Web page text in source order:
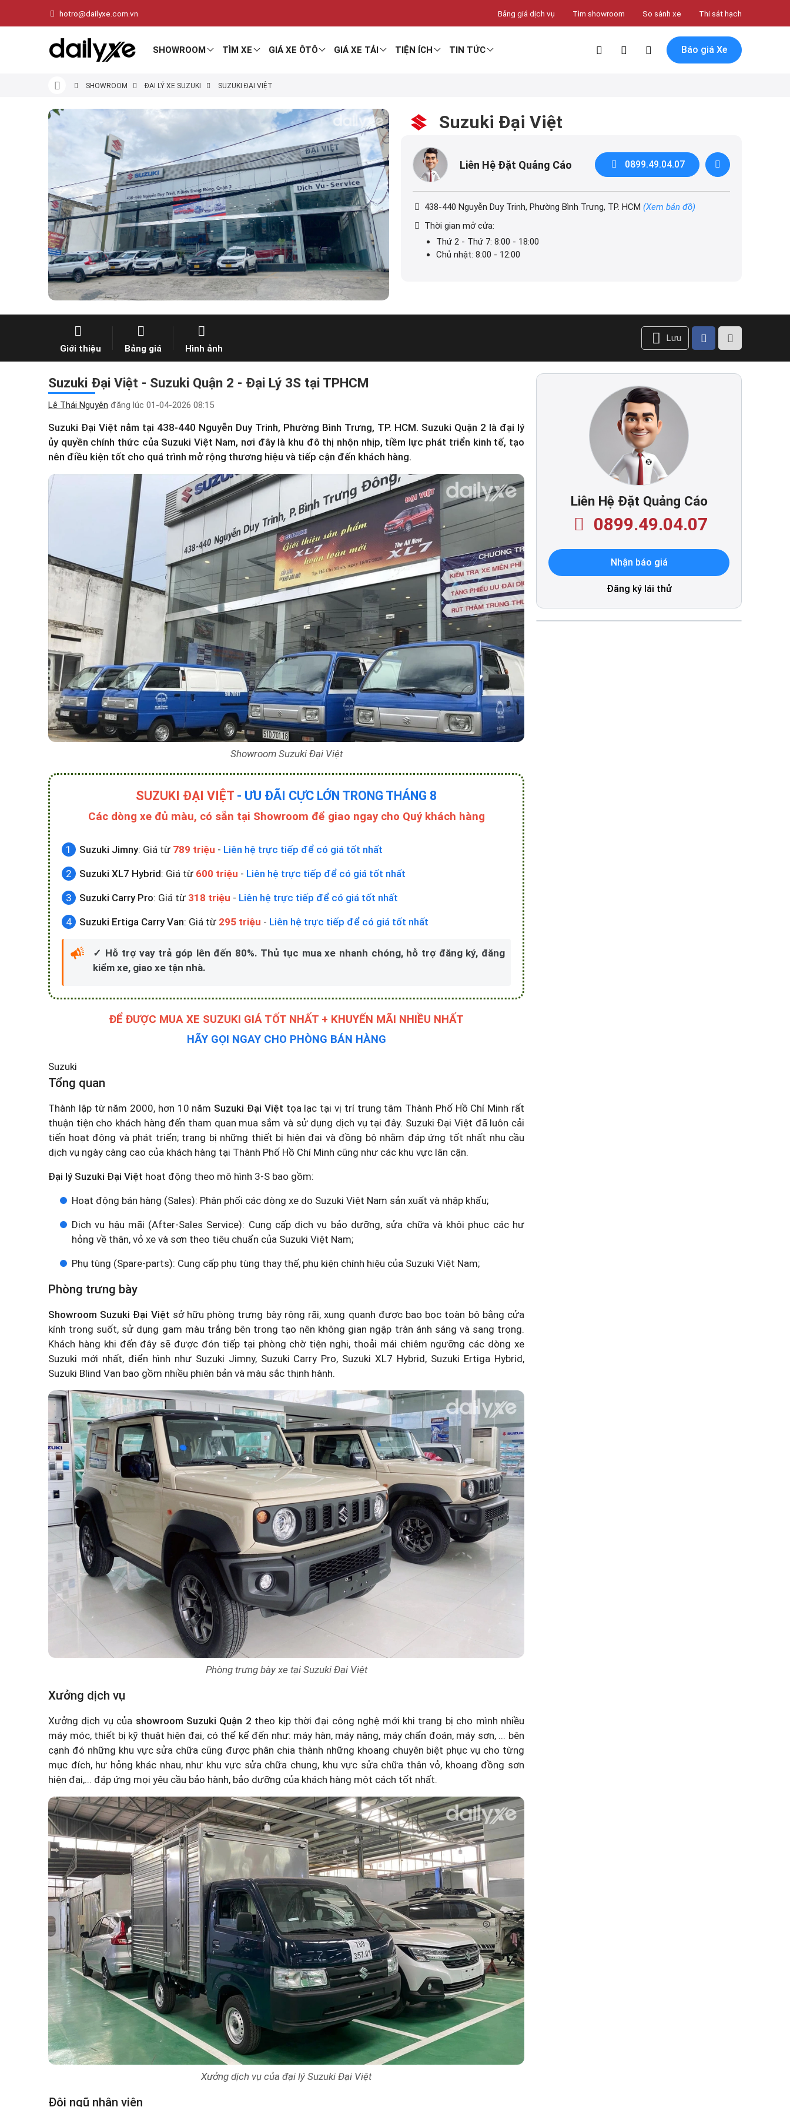
hotro@dailyxe.com.vn Bảng giá dịch vụ Tìm showroom So sánh xe Thi sát hạch
SHOWROOM TÌM XE GIÁ XE ÔTÔ GIÁ XE TẢI TIỆN ÍCH TIN TỨC Báo giá Xe
SHOWROOM ĐẠI LÝ XE SUZUKI SUZUKI ĐẠI VIỆT
Suzuki Đại Việt
Liên Hệ Đặt Quảng Cáo 0899.49.04.07
438-440 Nguyễn Duy Trinh, Phường Bình Trưng, TP. HCM (Xem bản đồ)
Thời gian mở cửa:
Thứ 2 - Thứ 7: 8:00 - 18:00
Chủ nhật: 8:00 - 12:00
Giới thiệu Bảng giá Hình ảnh
Lưu
Suzuki Đại Việt - Suzuki Quận 2 - Đại Lý 3S tại TPHCM
Lê Thái Nguyên đăng lúc 01-04-2026 08:15
Suzuki Đại Việt nằm tại 438-440 Nguyễn Duy Trinh, Phường Bình Trưng, TP. HCM. Suzuki Quận 2 là đại lý
ủy quyền chính thức của Suzuki Việt Nam, nơi đây là khu đô thị nhộn nhịp, tiềm lực phát triển kinh tế, tạo
nên điều kiện tốt cho quá trình mở rộng thương hiệu và tiếp cận đến khách hàng.
Showroom Suzuki Đại Việt
SUZUKI ĐẠI VIỆT - ƯU ĐÃI CỰC LỚN TRONG THÁNG 8
Các dòng xe đủ màu, có sẵn tại Showroom để giao ngay cho Quý khách hàng
Suzuki Jimny: Giá từ 789 triệu - Liên hệ trực tiếp để có giá tốt nhất
Suzuki XL7 Hybrid: Giá từ 600 triệu - Liên hệ trực tiếp để có giá tốt nhất
Suzuki Carry Pro: Giá từ 318 triệu - Liên hệ trực tiếp để có giá tốt nhất
Suzuki Ertiga Carry Van: Giá từ 295 triệu - Liên hệ trực tiếp để có giá tốt nhất
✓ Hỗ trợ vay trả góp lên đến 80%. Thủ tục mua xe nhanh chóng, hỗ trợ đăng ký, đăng
kiểm xe, giao xe tận nhà.
ĐỂ ĐƯỢC MUA XE SUZUKI GIÁ TỐT NHẤT + KHUYẾN MÃI NHIỀU NHẤT
HÃY GỌI NGAY CHO PHÒNG BÁN HÀNG
Suzuki
Tổng quan
Thành lập từ năm 2000, hơn 10 năm Suzuki Đại Việt tọa lạc tại vị trí trung tâm Thành Phố Hồ Chí Minh rất
thuận tiện cho khách hàng đến tham quan mua sắm và sử dụng dịch vụ tại đây. Suzuki Đại Việt đã luôn cải
tiến hoạt động và phát triển; trang bị những thiết bị hiện đại và đồng bộ nhằm đáp ứng tốt nhất nhu cầu
dịch vụ ngày càng cao của khách hàng tại Thành Phố Hồ Chí Minh cũng như các khu vực lân cận.
Đại lý Suzuki Đại Việt hoạt động theo mô hình 3-S bao gồm:
Hoạt động bán hàng (Sales): Phân phối các dòng xe do Suzuki Việt Nam sản xuất và nhập khẩu;
Dịch vụ hậu mãi (After-Sales Service): Cung cấp dịch vụ bảo dưỡng, sửa chữa và khôi phục các hư
hỏng về thân, vỏ xe và sơn theo tiêu chuẩn của Suzuki Việt Nam;
Phụ tùng (Spare-parts): Cung cấp phụ tùng thay thế, phụ kiện chính hiệu của Suzuki Việt Nam;
Phòng trưng bày
Showroom Suzuki Đại Việt sở hữu phòng trưng bày rộng rãi, xung quanh được bao bọc toàn bộ bằng cửa
kính trong suốt, sử dụng gam màu trắng bên trong tạo nên không gian ngập tràn ánh sáng và sang trọng.
Khách hàng khi đến đây sẽ được đón tiếp tại phòng chờ tiện nghi, thoải mái chiêm ngưỡng các dòng xe
Suzuki mới nhất, điển hình như Suzuki Jimny, Suzuki Carry Pro, Suzuki XL7 Hybrid, Suzuki Ertiga Hybrid,
Suzuki Blind Van bao gồm nhiều phiên bản và màu sắc thịnh hành.
Phòng trưng bày xe tại Suzuki Đại Việt
Xưởng dịch vụ
Xưởng dịch vụ của showroom Suzuki Quận 2 theo kịp thời đại công nghệ mới khi trang bị cho mình nhiều
máy móc, thiết bị kỹ thuật hiện đại, có thể kể đến như: máy hàn, máy nâng, máy chẩn đoán, máy sơn, ... bên
cạnh đó những khu vực sửa chữa cũng được phân chia thành những khoang chuyên biệt phục vụ cho từng
mục đích, hư hỏng khác nhau, như khu vực sửa chữa chung, khu vực sửa chữa thân vỏ, khoang đồng sơn
hiện đại,... đáp ứng mọi yêu cầu bảo hành, bảo dưỡng của khách hàng một cách tốt nhất.
Xưởng dịch vụ của đại lý Suzuki Đại Việt
Đội ngũ nhân viên
Liên Hệ Đặt Quảng Cáo
0899.49.04.07
Nhận báo giá
Đăng ký lái thử